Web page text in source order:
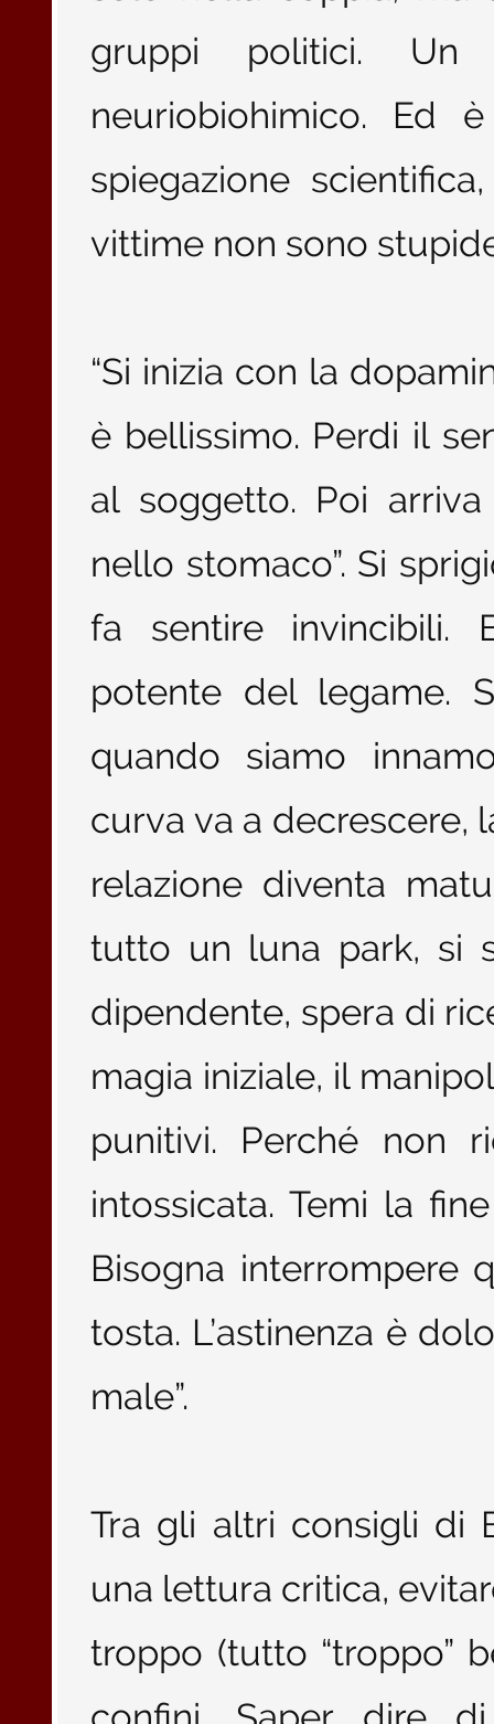
gruppi politici.
neuriobiohimico.
spiegazione
vittime non sono
“Si inizia con la
è bellissimo. Perdi il
al soggetto. Poi
nello stomaco”. Si
fa sentire invincibili.
potente del legame.
quando siamo
curva va a decrescere,
relazione diventa
tutto un luna park, si
dipendente, spera di
magia iniziale, il
punitivi. Perché non
intossicata. Temi la
Bisogna interrompere
tosta. L’astinenza è
male”.
Tra gli altri consigli di
una lettura critica,
troppo (tutto “troppo”